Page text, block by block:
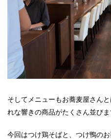
そしてメニューもお蕎麦屋さん
れな響きの商品がたくさん並び
今回はつけ鶏そばと、つけ鴨の